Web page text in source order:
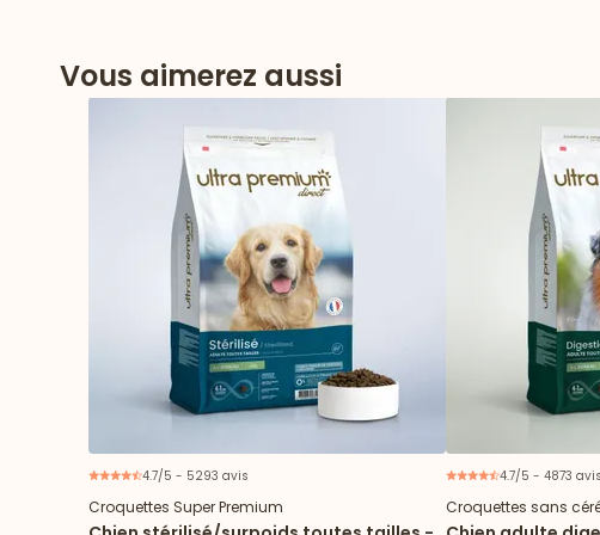
Vous aimerez aussi
4.7/5 - 5293 avis
Croquettes Super Premium
4.7/5 - 4873 avis
Croquettes sans